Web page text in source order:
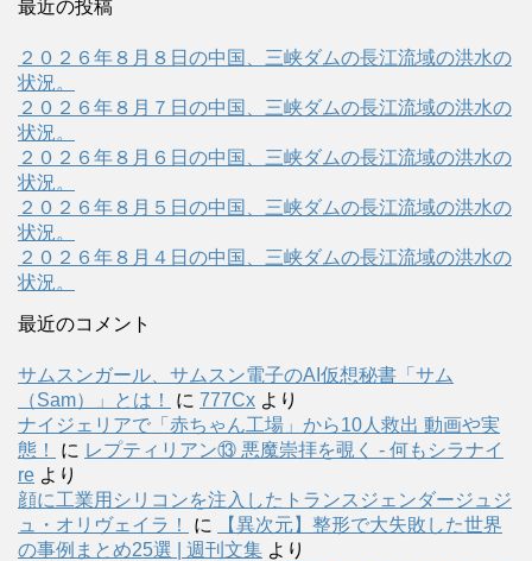
最近の投稿
２０２６年８月８日の中国、三峡ダムの長江流域の洪水の
状況。
２０２６年８月７日の中国、三峡ダムの長江流域の洪水の
状況。
２０２６年８月６日の中国、三峡ダムの長江流域の洪水の
状況。
２０２６年８月５日の中国、三峡ダムの長江流域の洪水の
状況。
２０２６年８月４日の中国、三峡ダムの長江流域の洪水の
状況。
最近のコメント
サムスンガール、サムスン電子のAI仮想秘書「サム
（Sam）」とは！
に 777Cx より
ナイジェリアで「赤ちゃん工場」から10人救出 動画や実
態！
に レプティリアン⑬ 悪魔崇拝を覗く - 何もシラナイ
re より
顔に工業用シリコンを注入したトランスジェンダージュジ
ュ・オリヴェイラ！
に
【異次元】整形で大失敗した世界
の事例まとめ25選 | 週刊文集 より